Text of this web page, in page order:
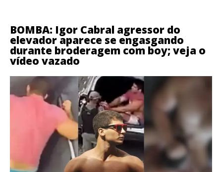
BOMBA: Igor Cabral agressor do
elevador aparece se engasgando
durante broderagem com boy; veja o
vídeo vazado